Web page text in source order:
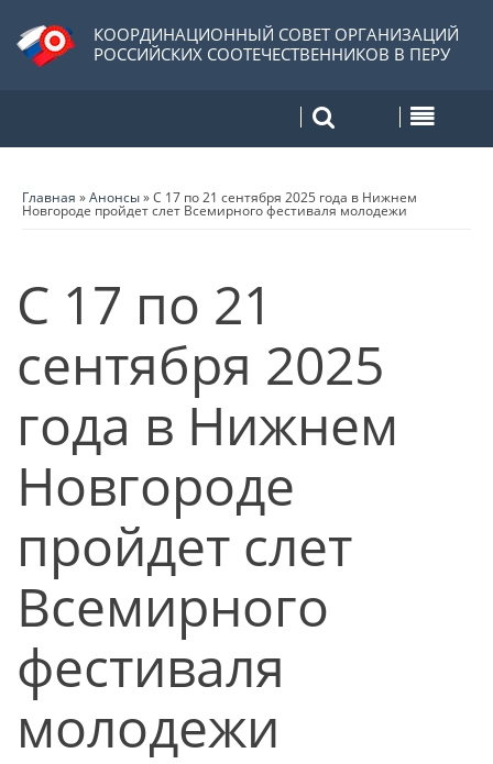
КООРДИНАЦИОННЫЙ СОВЕТ ОРГАНИЗАЦИЙ
РОССИЙСКИХ СООТЕЧЕСТВЕННИКОВ В ПЕРУ
Главная »Анонсы»С 17 по 21 сентября 2025 года в Нижнем
Новгороде пройдет слет Всемирного фестиваля молодежи
С 17 по 21
сентября 2025
года в Нижнем
Новгороде
пройдет слет
Всемирного
фестиваля
молодежи